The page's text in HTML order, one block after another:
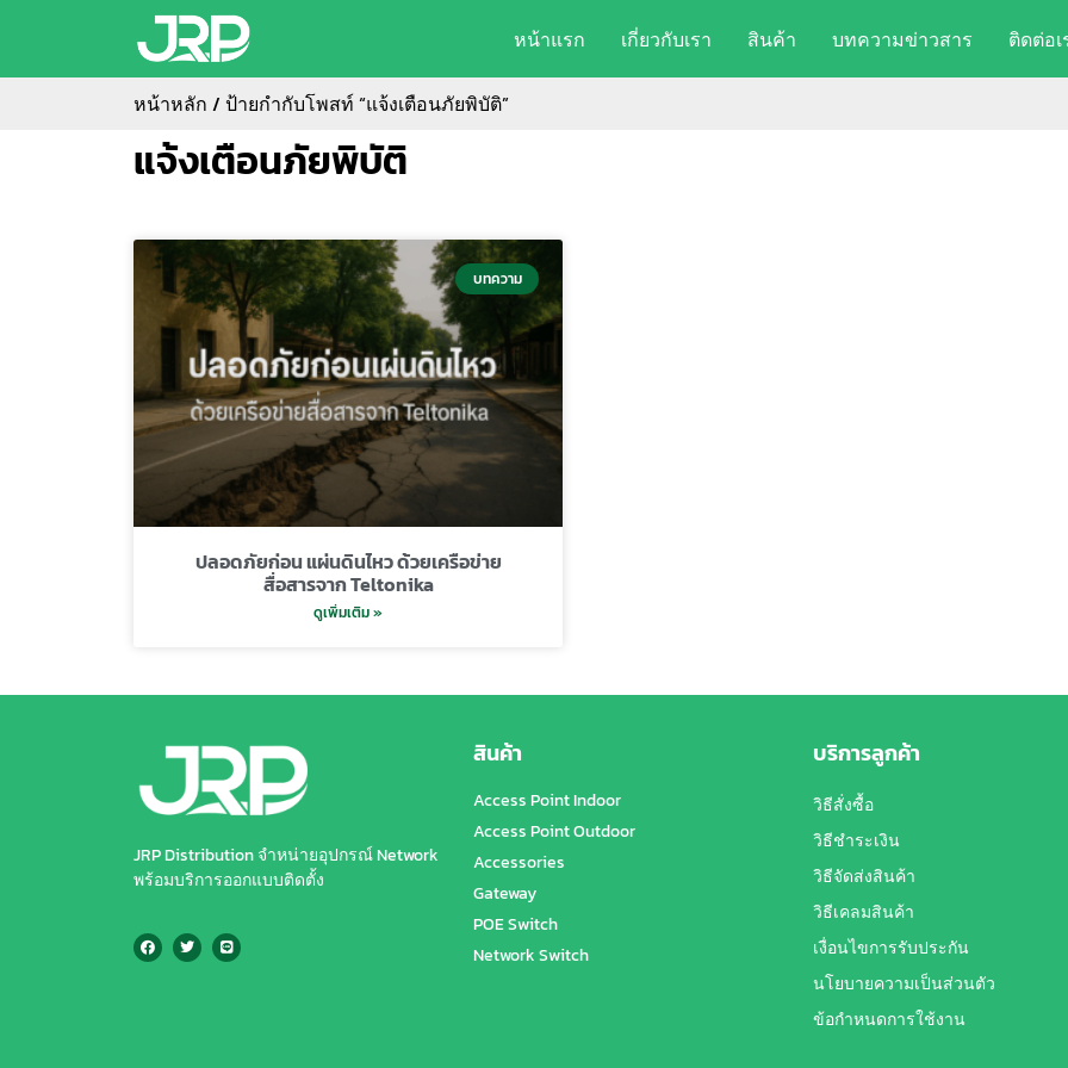
หน้าแรก เกี่ยวกับเรา สินค้า บทความข่าวสาร ติดต่อเ
หน้าหลัก / ป้ายกำกับโพสท์ “แจ้งเตือนภัยพิบัติ”
แจ้งเตือนภัยพิบัติ
บทความ
ปลอดภัยก่อน แผ่นดินไหว ด้วยเครือข่าย
สื่อสารจาก Teltonika
ดูเพิ่มเติม »
JRP Distribution จำหน่ายอุปกรณ์ Network
พร้อมบริการออกแบบติดตั้ง
สินค้า
Access Point Indoor
Access Point Outdoor
Accessories
Gateway
POE Switch
Network Switch
บริการลูกค้า
วิธีสั่งซื้อ
วิธีชำระเงิน
วิธีจัดส่งสินค้า
วิธีเคลมสินค้า
เงื่อนไขการรับประกัน
นโยบายความเป็นส่วนตัว
ข้อกำหนดการใช้งาน